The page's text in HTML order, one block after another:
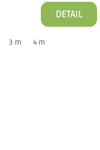
DETAIL
3 m 4 m